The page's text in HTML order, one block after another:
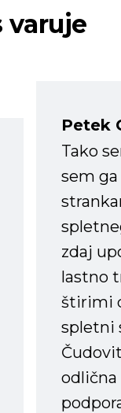
varuje
Petek
Tako
sem
zdaj
lastno
štirimi
spletni